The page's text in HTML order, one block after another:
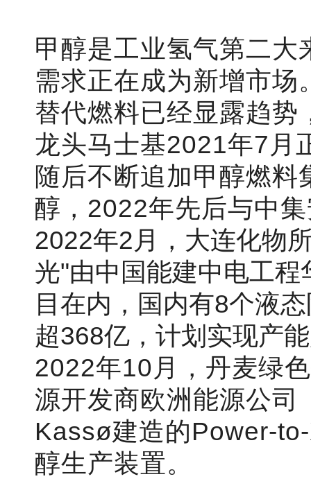
甲醇是工业氢气第二
需求正在成为新增市
替代燃料已经显露趋势
龙头马士基2021年7月
随后不断追加甲醇燃
醇，2022年先后与中
2022年2月，大连化物
光"由中国能建中电工
目在内，国内有8个液
超368亿，计划实现产
2022年10月， 丹麦绿
源开发商欧洲能源公
Kassø建造的Power-
醇生产装置。